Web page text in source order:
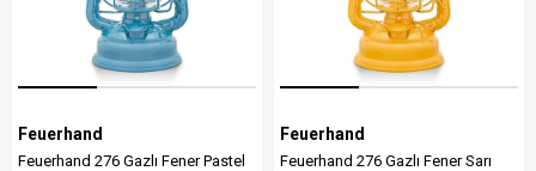
Feuerhand
Feuerhand 276 Gazlı Fener Pastel
Feuerhand
Feuerhand 276 Gazlı Fener Sarı